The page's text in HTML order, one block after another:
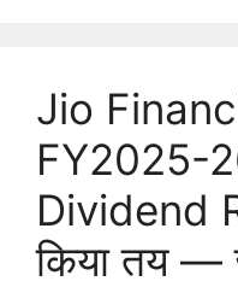
r
e
s
Jio
FY2025-
Dividend
किया तय —